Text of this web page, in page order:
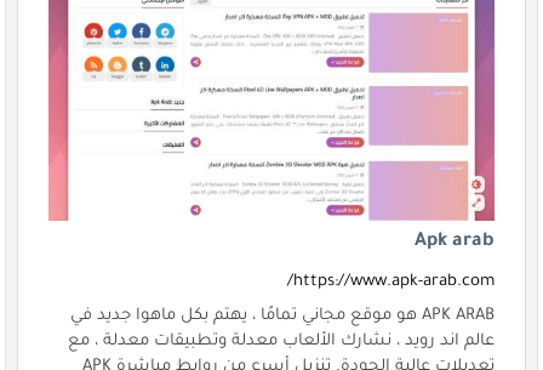
Apk arab
https://www.apk-arab.com/
APK ARAB هو موقع مجاني تمامًا ، يهتم بكل ماهوا جديد في
عالم اند رويد ، نشارك الألعاب معدلة وتطبيقات معدلة ، مع